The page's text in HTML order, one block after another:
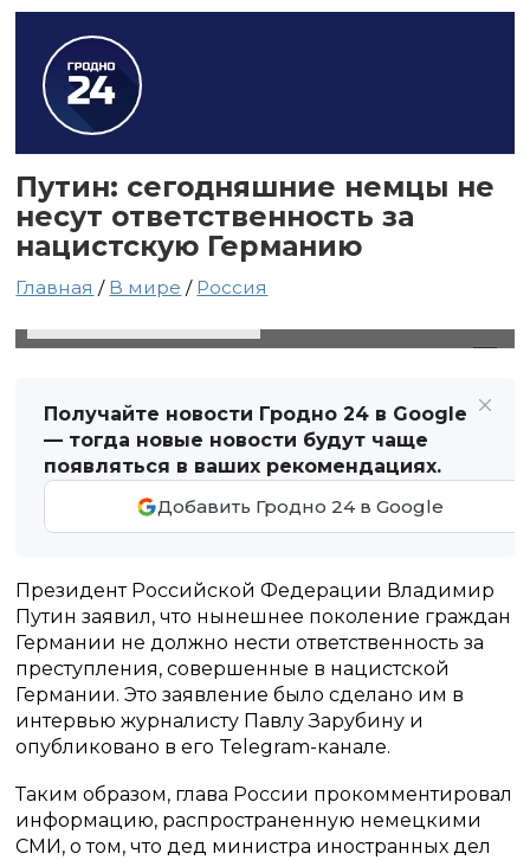
Путин: сегодняшние немцы не
несут ответственность за
нацистскую Германию
Главная / В мире / Россия
Получайте новости Гродно 24 в Google
— тогда новые новости будут чаще
появляться в ваших рекомендациях.
Добавить Гродно 24 в Google
Президент Российской Федерации Владимир
Путин заявил, что нынешнее поколение граждан
Германии не должно нести ответственность за
преступления, совершенные в нацистской
Германии. Это заявление было сделано им в
интервью журналисту Павлу Зарубину и
опубликовано в его Telegram-канале.
Таким образом, глава России прокомментировал
информацию, распространенную немецкими
СМИ, о том, что дед министра иностранных дел